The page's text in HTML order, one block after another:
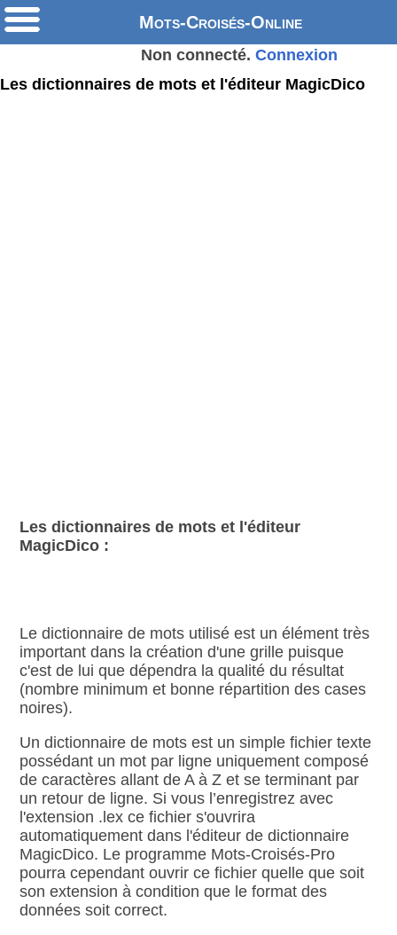
Mots-Croisés-Online
Non connecté. Connexion
Les dictionnaires de mots et l'éditeur MagicDico
Les dictionnaires de mots et l'éditeur
MagicDico :
Le dictionnaire de mots utilisé est un élément très
important dans la création d'une grille puisque
c'est de lui que dépendra la qualité du résultat
(nombre minimum et bonne répartition des cases
noires).
Un dictionnaire de mots est un simple fichier texte
possédant un mot par ligne uniquement composé
de caractères allant de A à Z et se terminant par
un retour de ligne. Si vous l’enregistrez avec
l'extension .lex ce fichier s'ouvrira
automatiquement dans l'éditeur de dictionnaire
MagicDico. Le programme Mots‑Croisés‑Pro
pourra cependant ouvrir ce fichier quelle que soit
son extension à condition que le format des
données soit correct.